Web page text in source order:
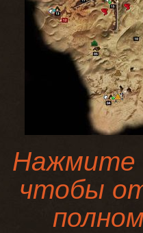
Нажмите
чтобы